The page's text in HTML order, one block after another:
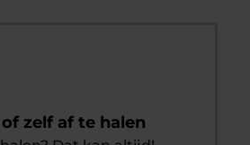
zelf af te halen